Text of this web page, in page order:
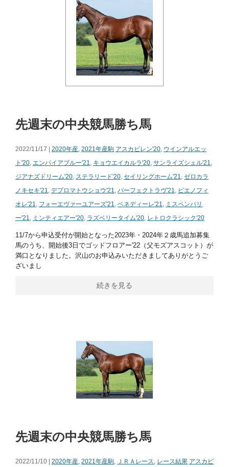
先週末の中央競馬勝ち馬
2022/11/17 | 2020年産, 2021年産駒 アスカビレン'20, ウインアルエッ
ト'20, エンパイアブルー'21, キョウエイカルラ'20, サンライズシェル'21,
ジアナズドリーム'20, ステラリード'20, セイリングホーム'21, ゼロカラ
ノキセキ'21, デプロマトウショウ'21, パーフェクトラヴ'21, ピエノフィ
オレ'21, フォーエヴァーユアーズ'21, ベネディーレ'21, ミスペンバリ
ー'21, ミンティエアー'20, ラズベリータイム'20, レトロクラシック'20
11/7から申込受付が開始となった2023年・2024年２歳馬追加募集
馬のうち、開始後3日でゴッドフロアー'22（父モズアスコット）が
満口となりました。沢山のお申込みいただきましてありがとうご
ざいまし
続きを見る
先週末の中央競馬勝ち馬
2022/11/10 | 2020年産 2021年産駒 ＪＲＡレース レース結果 アスカビ